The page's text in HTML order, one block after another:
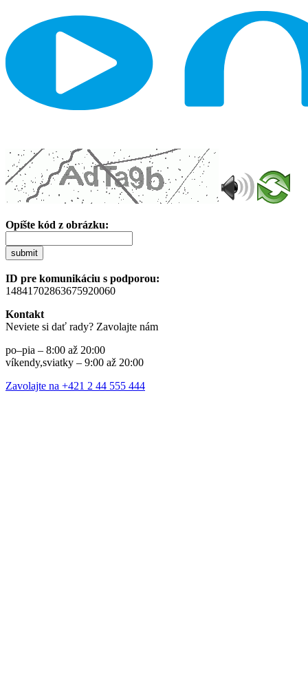
Opíšte kód z obrázku:
submit
ID pre komunikáciu s podporou:
14841702863675920060
Kontakt
Neviete si dať rady? Zavolajte nám
po–pia – 8:00 až 20:00
víkendy,sviatky – 9:00 až 20:00
Zavolajte na +421 2 44 555 444